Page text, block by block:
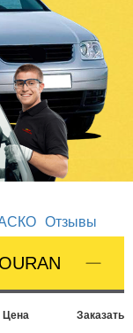
Отзывы
Цена Заказать